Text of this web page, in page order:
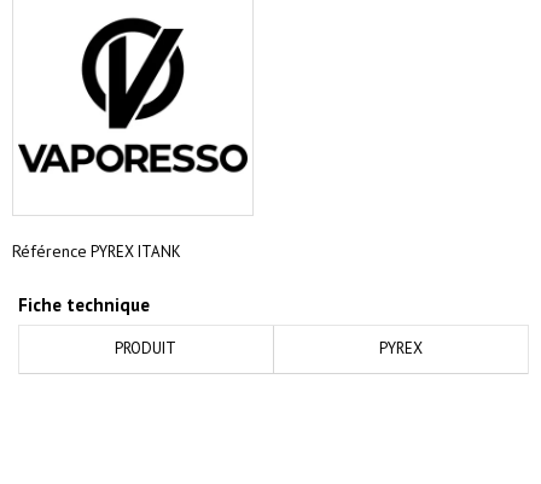
Référence PYREX ITANK
Fiche technique
PRODUIT PYREX